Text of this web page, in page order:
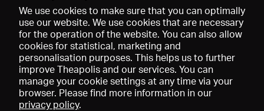
We use cookies to make sure that you can optimally
use our website. We use cookies that are necessary
for the operation of the website. You can also allow
cookies for statistical, marketing and
personalisation purposes. This helps us to further
improve Theapolis and our services. You can
manage your cookie settings at any time via your
browser. Please find more information in our
privacy policy.